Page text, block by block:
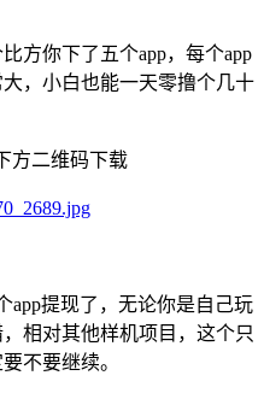
方你下了五个app，每个app
，小白也能一天零撸个几十
方二维码下载
app提现了，无论你是自己玩
相对其他样机项目，这个只
不要继续。